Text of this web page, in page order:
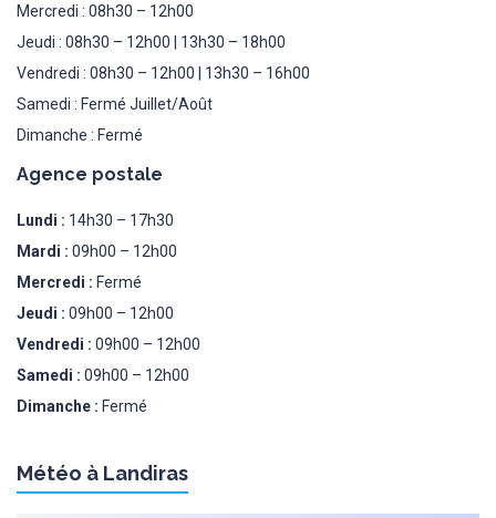
Mercredi : 08h30 – 12h00
Jeudi : 08h30 – 12h00 | 13h30 – 18h00
Vendredi : 08h30 – 12h00 | 13h30 – 16h00
Samedi : Fermé Juillet/Août
Dimanche : Fermé
Agence postale
Lundi : 14h30 – 17h30
Mardi : 09h00 – 12h00
Mercredi : Fermé
Jeudi : 09h00 – 12h00
Vendredi : 09h00 – 12h00
Samedi : 09h00 – 12h00
Dimanche : Fermé
Météo à Landiras